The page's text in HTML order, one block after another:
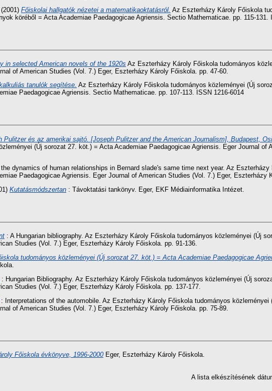
(2001) Főiskolai hallgatók nézetei a matematikaoktatásról. Az Eszterházy Károly Főiskola
köréből = Acta Academiae Paedagogicae Agriensis. Sectio Mathematicae. pp. 115-131.
in selected American novels of the 1920s Az Eszterházy Károly Főiskola tudományos
of American Studies (Vol. 7.) Eger, Eszterházy Károly Főiskola. pp. 47-60.
tanulók segítése. Az Eszterházy Károly Főiskola tudományos közleményei (Új
Paedagogicae Agriensis. Sectio Mathematicae. pp. 107-113. ISSN 1216-6014
Pulitzer és az amerikai sajtó. [Joseph Pulitzer and the American Journalism], Budapest,
(Új sorozat 27. köt.) = Acta Academiae Paedagogicae Agriensis. Eger Journal of
the dynamics of human relationships in Bernard slade's same time next year. Az
Paedagogicae Agriensis. Eger Journal of American Studies (Vol. 7.) Eger, Eszterházy
Kutatásmódszertan : Távoktatási tankönyv. Eger, EKF Médiainformatika Intézet.
: A Hungarian bibliography. Az Eszterházy Károly Főiskola tudományos közleményei (Új
Studies (Vol. 7.) Eger, Eszterházy Károly Főiskola. pp. 91-136.
tudományos közleményei (Új sorozat 27. köt.) = Acta Academiae Paedagogicae
: Hungarian Bibliography. Az Eszterházy Károly Főiskola tudományos közleményei (Új
Studies (Vol. 7.) Eger, Eszterházy Károly Főiskola. pp. 137-177.
Interpretations of the automobile. Az Eszterházy Károly Főiskola tudományos közleményei
of American Studies (Vol. 7.) Eger, Eszterházy Károly Főiskola. pp. 75-89.
Főiskola évkönyve, 1996-2000 Eger, Eszterházy Károly Főiskola.
A lista elkészítésének